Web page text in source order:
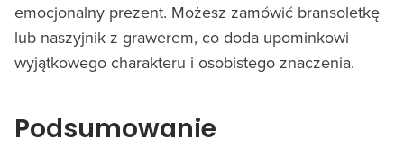
emocjonalny prezent. Możesz zamówić bransoletkę
lub naszyjnik z grawerem, co doda upominkowi
wyjątkowego charakteru i osobistego znaczenia.
Podsumowanie